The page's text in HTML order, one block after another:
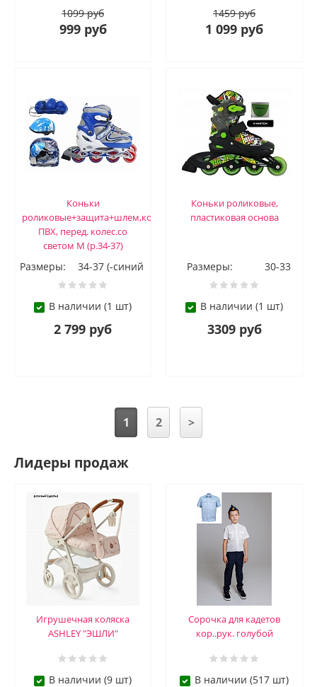
1099 руб
999 руб
1459 руб
1 099 руб
Коньки
роликовые+защита+шлем,кол.
ПВХ, перед. колес.со
светом М (р.34-37)
Размеры: 34-37 (-синий
В наличии (1 шт)
2 799 руб
Коньки роликовые,
пластиковая основа
Размеры: 30-33
В наличии (1 шт)
3309 руб
1 2 >
Лидеры продаж
Игрушечная коляска
ASHLEY "ЭШЛИ"
В наличии (9 шт)
Сорочка для кадетов
кор..рук. голубой
В наличии (517 шт)